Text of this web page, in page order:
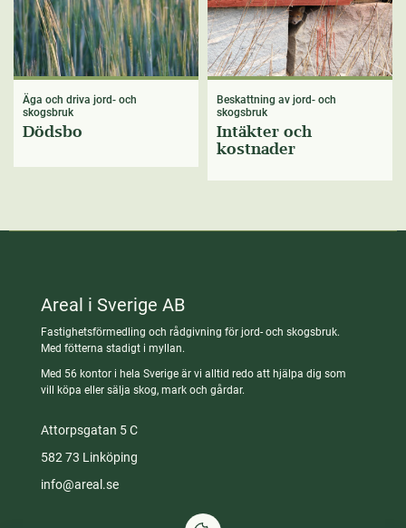
Äga och driva jord- och
skogsbruk
Dödsbo
Beskattning av jord- och
skogsbruk
Intäkter och
kostnader
Areal i Sverige AB
Fastighetsförmedling och rådgivning för jord- och skogsbruk.
Med fötterna stadigt i myllan.
Med 56 kontor i hela Sverige är vi alltid redo att hjälpa dig som
vill köpa eller sälja skog, mark och gårdar.
Attorpsgatan 5 C
582 73 Linköping
info@areal.se